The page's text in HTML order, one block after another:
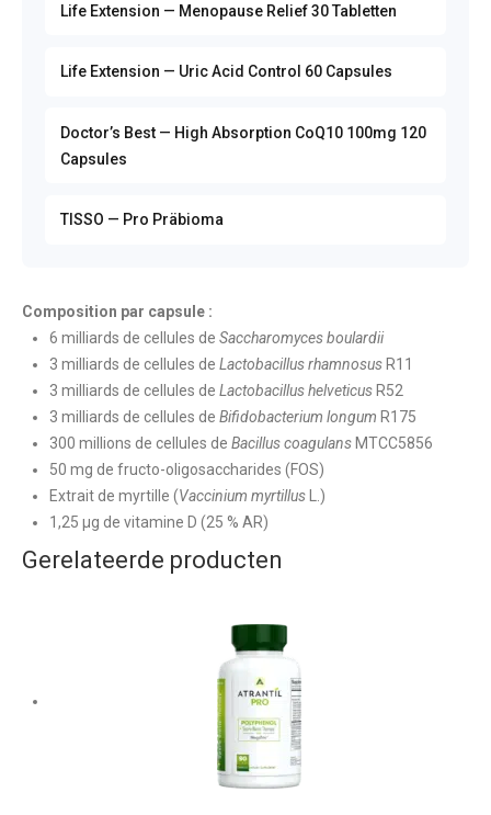
Life Extension — Menopause Relief 30 Tabletten
Life Extension — Uric Acid Control 60 Capsules
Doctor’s Best — High Absorption CoQ10 100mg 120
Capsules
TISSO — Pro Präbioma
Composition par capsule :
6 milliards de cellules de Saccharomyces boulardii
3 milliards de cellules de Lactobacillus rhamnosus R11
3 milliards de cellules de Lactobacillus helveticus R52
3 milliards de cellules de Bifidobacterium longum R175
300 millions de cellules de Bacillus coagulans MTCC5856
50 mg de fructo-oligosaccharides (FOS)
Extrait de myrtille (Vaccinium myrtillus L.)
1,25 µg de vitamine D (25 % AR)
Gerelateerde producten